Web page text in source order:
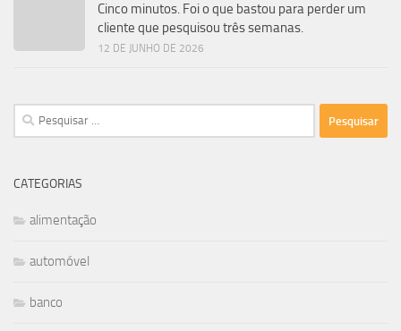
Cinco minutos. Foi o que bastou para perder um
cliente que pesquisou três semanas.
12 DE JUNHO DE 2026
Pesquisar
por:
CATEGORIAS
alimentação
automóvel
banco